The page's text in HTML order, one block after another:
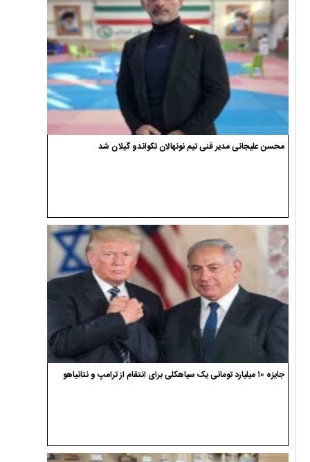
محسن علیجانی مدیر فنی تیم نونهالان تکواندو گیلان شد
جایزه ۱۰ میلیارد تومانی یک سیاهکلی برای انتقام از ترامپ و نتانیاهو